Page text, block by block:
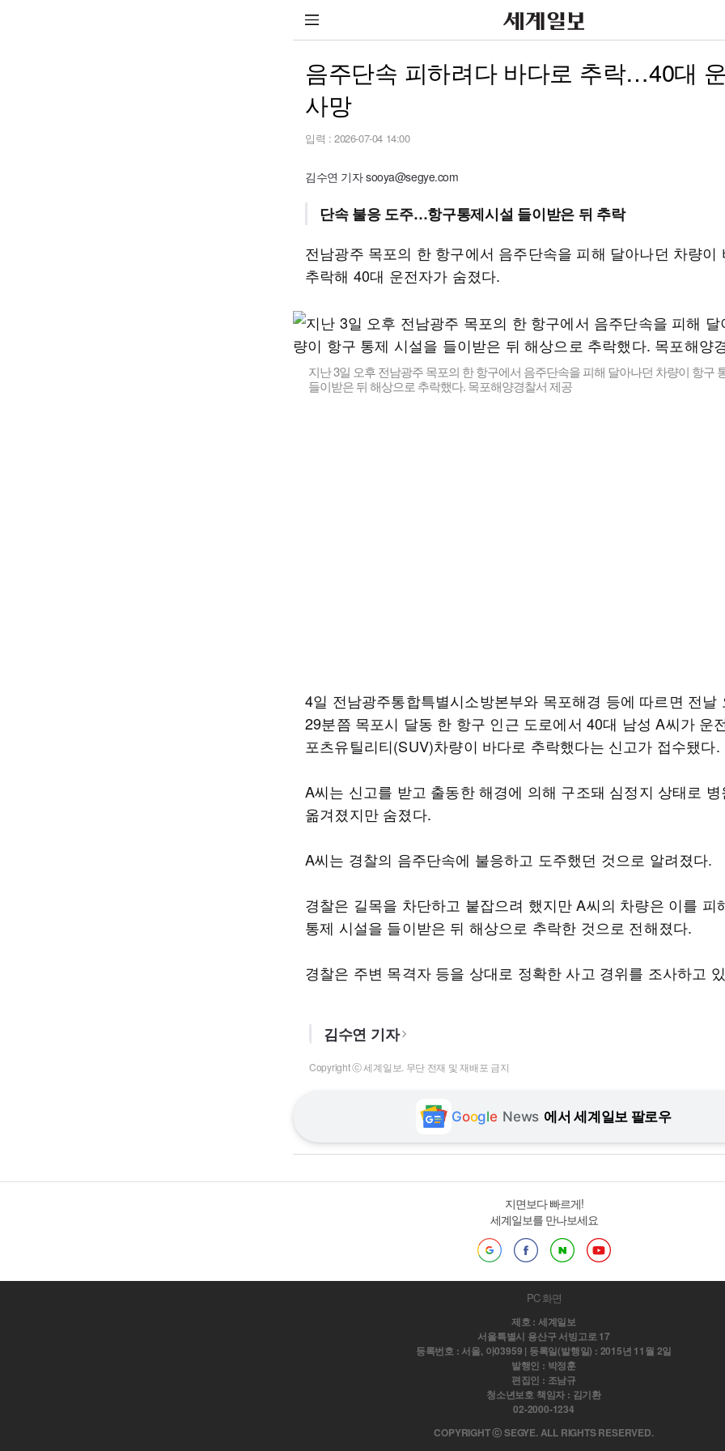
음주단속 피하려다 바다로 추락…40대
사망
입력 : 2026-07-04 14:00
김수연 기자 sooya@segye.com
단속 불응 도주…항구통제시설 들이받은 뒤 추락
전남광주 목포의 한 항구에서 음주단속을 피해 달아나던 차량이
추락해 40대 운전자가 숨졌다.
지난 3일 오후 전남광주 목포의 한 항구에서 음주단속을 피해 달아나던 차량이 항구
들이받은 뒤 해상으로 추락했다. 목포해양경찰서 제공
4일 전남광주통합특별시소방본부와 목포해경 등에 따르면 전날
29분쯤 목포시 달동 한 항구 인근 도로에서 40대 남성 A씨가 운
포츠유틸리티(SUV)차량이 바다로 추락했다는 신고가 접수됐다.
A씨는 신고를 받고 출동한 해경에 의해 구조돼 심정지 상태로 병
옮겨졌지만 숨졌다.
A씨는 경찰의 음주단속에 불응하고 도주했던 것으로 알려졌다.
경찰은 길목을 차단하고 붙잡으려 했지만 A씨의 차량은 이를 피
통제 시설을 들이받은 뒤 해상으로 추락한 것으로 전해졌다.
경찰은 주변 목격자 등을 상대로 정확한 사고 경위를 조사하고
김수연 기자
Copyright ⓒ 세계일보. 무단 전재 및 재배포 금지
Google News 에서 세계일보 팔로우
지면보다 빠르게!
세계일보를 만나보세요
PC 화면
제호 : 세계일보
서울특별시 용산구 서빙고로 17
등록번호 : 서울, 아03959 | 등록일(발행일) : 2015년 11월 2일
발행인 : 박정훈
편집인 : 조남규
청소년보호 책임자 : 김기환
02-2000-1234
COPYRIGHT ⓒ SEGYE. ALL RIGHTS RESERVED.